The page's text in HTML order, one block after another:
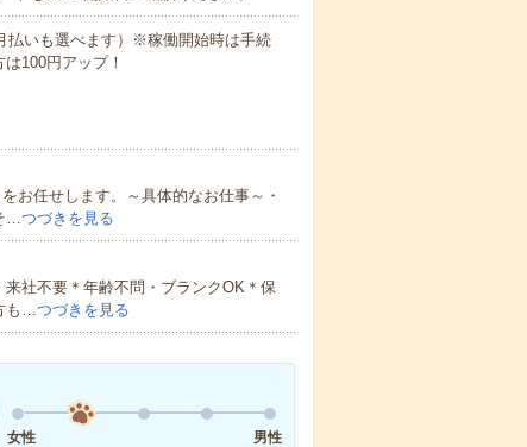
いも選べます）※稼働開始時は手続
100円アップ！
お任せします。～具体的なお仕事～・
…つづきを見る
社不要＊年齢不問・ブランクOK＊保
も…つづきを見る
女性
男性